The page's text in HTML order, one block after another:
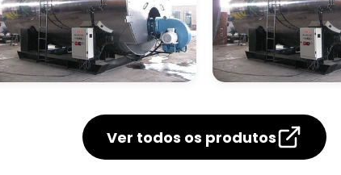
Montagem De
Caldeiras Gás Roca
Montagem De
Caldeiras
Ver todos os produtos